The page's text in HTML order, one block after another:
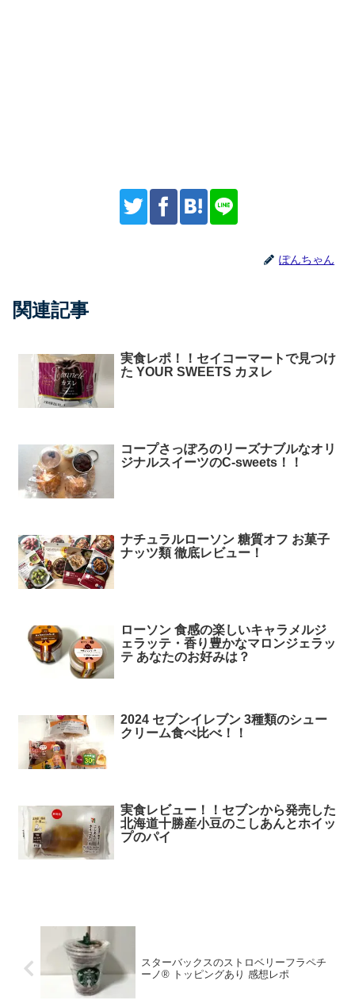
ぽんちゃん
関連記事
実食レポ！！セイコーマートで見つけ
た YOUR SWEETS カヌレ
コープさっぽろのリーズナブルなオリ
ジナルスイーツのC-sweets！！
ナチュラルローソン 糖質オフ お菓子
ナッツ類 徹底レビュー！
ローソン 食感の楽しいキャラメルジ
ェラッテ・香り豊かなマロンジェラッ
テ あなたのお好みは？
2024 セブンイレブン 3種類のシュー
クリーム食べ比べ！！
実食レビュー！！セブンから発売した
北海道十勝産小豆のこしあんとホイッ
プのパイ
スターバックスのストロベリーフラペチ
ーノ® トッピングあり 感想レポ